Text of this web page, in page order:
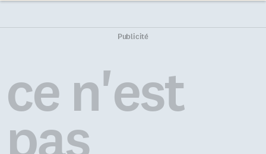
Publicité
ce n'est
pas